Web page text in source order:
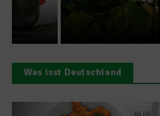
11. August
Was isst Deutschland